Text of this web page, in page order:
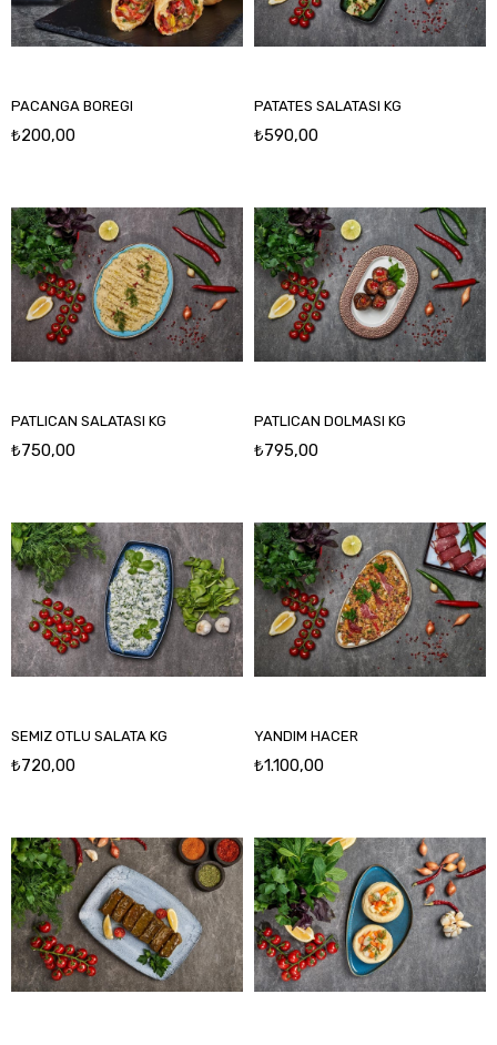
PACANGA BOREGI
₺200,00
PATATES SALATASI KG
₺590,00
PATLICAN SALATASI KG
₺750,00
PATLICAN DOLMASI KG
₺795,00
SEMIZ OTLU SALATA KG
₺720,00
YANDIM HACER
₺1.100,00